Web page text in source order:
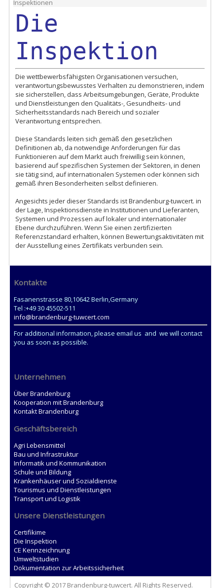
Inspektionen
Die
Inspektion
Die wettbewerbsfähigsten Organisationen versuchen,
verantwortungsbewusstes Verhalten zu demonstrieren, indem
sie sicherstellen, dass Arbeitsumgebungen, Geräte, Produkte
und Dienstleistungen den Qualitäts-, Gesundheits- und
Sicherheitsstandards nach Bereich und sozialer
Verantwortung entsprechen.
Diese Standards leiten sich gemäß den gesetzlichen
Definitionen ab, da notwendige Anforderungen für das
Funktionieren auf dem Markt auch freiwillig sein können,
basierend auf spezifischen Systemen der Sektoren, in denen
sie tätig sind, auf internationalen Systemen oder können sich
gemäß ihren Besonderheiten selbst definieren.
Angesichts jeder dieser Standards ist Brandenburg-tuwcert. in
der Lage, Inspektionsdienste in Institutionen und Lieferanten,
Systemen und Prozessen auf lokaler und internationaler
Ebene durchzuführen. Wenn Sie einen zertifizierten
Referenzstandard erhalten, können Bewertungsaktivitäten mit
der Ausstellung eines Zertifikats verbunden sein.
Kontakte
Fasanenstrasse 80,10642 Berlin,Germany
Tel :+49 30 45502-511
info@brandenburg-tuwcert.com
For additional information, please email us and we will contact
you as soon as possible.
Unternehmen
Über Brandenburg
Kooperation mit Brandenburg
Kontakt Brandenburg
Geschäftsbereich
Agri Lebensmittel
Bau und Infrastruktur
Informatik und Kommunikation
Schule und Bildung
Krankenhäuser und Sozialdienste
Tourismus und Dienstleistungen
Transport und Logistik
Unsere Dienstleistungen
Certifikime
Die Inspektion
CE Kennzeichnung
Umweltstudien
Dokumentation zur Arbeitssicherheit
Copyright © 2017 Brandenburg-tuwcert. All Rights Reserved.